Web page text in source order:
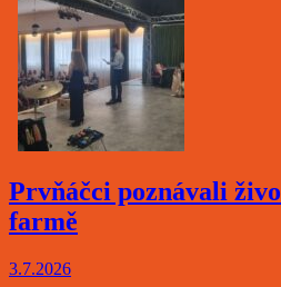
Prvňáčci poznávali
farmě
3.7.2026